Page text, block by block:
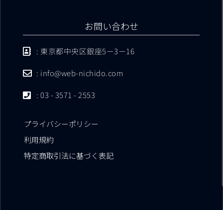
お問い合わせ
: 東京都中央区銀座5－3－16
: info@web-nichido.com
: 03 - 3571 - 2553
プライバシーポリシー
利用規約
特定商取引法に基づく表記